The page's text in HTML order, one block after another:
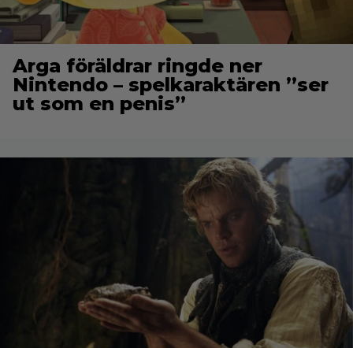
Arga föräldrar ringde ner
Nintendo – spelkaraktären ”ser
ut som en penis”